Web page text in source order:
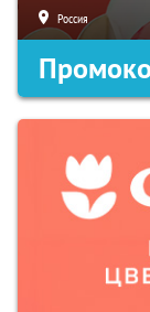
Россия